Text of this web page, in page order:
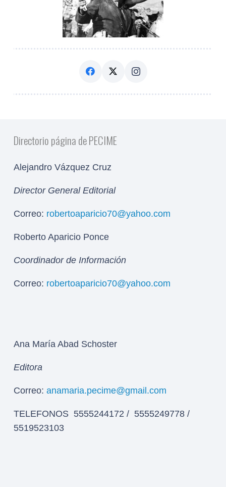
Directorio página de PECIME
Alejandro Vázquez Cruz
Director General Editorial
Correo: robertoaparicio70@yahoo.com
Roberto Aparicio Ponce
Coordinador de Información
Correo: robertoaparicio70@yahoo.com
Ana María Abad Schoster
Editora
Correo: anamaria.pecime@gmail.com
TELEFONOS 5555244172 / 5555249778 /
5519523103